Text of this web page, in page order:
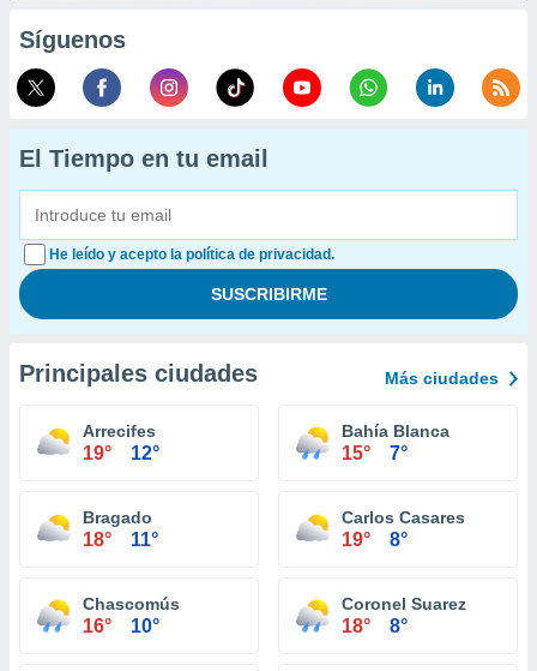
Síguenos
El Tiempo en tu email
He leído y acepto la política de privacidad.
Principales ciudades Más ciudades
Arrecifes
19° 12°
Bahía Blanca
15° 7°
Bragado
18° 11°
Carlos Casares
19° 8°
Chascomús
16° 10°
Coronel Suarez
18° 8°